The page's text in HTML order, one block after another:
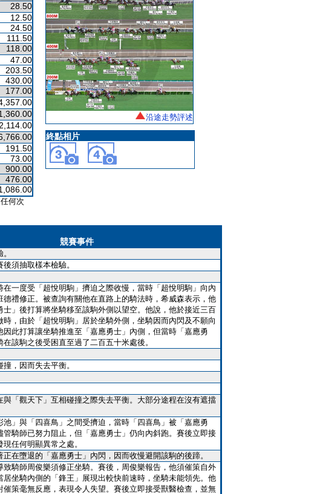
28.50
12.50
24.50
111.50
118.00
47.00
203.50
430.00
177.00
2,114.00
191.50
73.00
900.00
476.00
何次
沿途走勢評述
終點相片
競賽事件
須抽取樣本檢驗。
在一度受「超悅明駒」擠迫之際收慢，當時「超悅明駒」向內
德禮修正。被查詢有關他在直路上的騎法時，希威森表示，他
士」後打算將坐騎移至該駒外側以望空。他說，他於接近三百
時，由於「超悅明駒」居於坐騎外側，坐騎因而內閃及不願向
因此打算讓坐騎推進至「嘉應勇士」內側，但當時「嘉應勇
該駒之後受困直至過了二百五十米處後。
，因而失去平衡。
與「觀天下」互相碰撞之際失去平衡。大部分途程在沒有遮擋
池」與「四喜鳥」之間受擠迫，當時「四喜鳥」被「嘉應勇
管騎師已努力阻止，但「嘉應勇士」仍向內斜跑。賽後立即接
任何明顯異常之處。
在墮退的「嘉應勇士」內閃，因而收慢避開該駒的後蹄。
致騎師周俊樂須修正坐騎。賽後，周俊樂報告，他須催策自外
居坐騎內側的「鋒王」展現出較快前速時，坐騎未能領先。他
催策毫無反應，表現令人失望。賽後立即接受獸醫檢查，並無